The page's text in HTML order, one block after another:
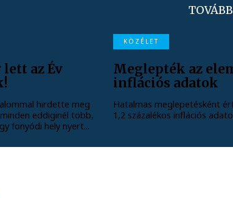
az Év
hirdette meg
eddiginél több,
fonyódi hely nyert...
KÖZÉLET
Meglepték az
inflációs adatok
Hatalmas meglepetésként
1,2 százalékos inflációs